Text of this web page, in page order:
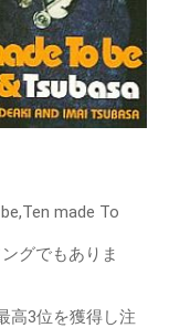
made To
グでもありま
高3位を獲得し注